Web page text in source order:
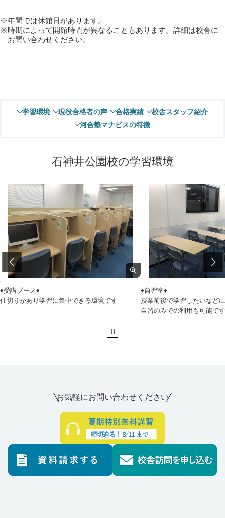
年間では休館日があります。
時期によって開館時間が異なることもあります。詳細は校舎に
お問い合わせください。
学習環境 現役合格者の声 合格実績
校舎スタッフ紹介
河合塾マナビスの特徴
石神井公園校の学習環境
♦受講ブース♦
仕切りがあり学習に集中できる環境です
♦自習室♦
授業前後で学習したいなど
自習のみでの利用も可能です
お気軽にお問い合わせください